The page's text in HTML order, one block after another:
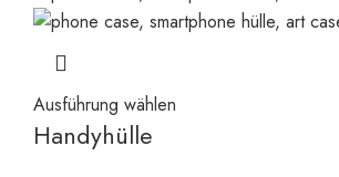
Ausführung wählen
Handyhülle